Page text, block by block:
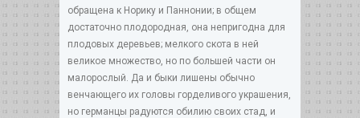
обращена к Норику и Паннонии; в общем
достаточно плодородная, она непригодна для
плодовых деревьев; мелкого скота в ней
великое множество, но по большей части он
малорослый. Да и быки лишены обычно
венчающего их головы горделивого украшения,
но германцы радуются обилию своих стад, и